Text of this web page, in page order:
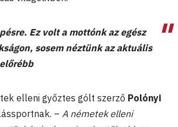
Ez volt a mottónk az egész
sosem néztünk az aktuális
elleni győztes gólt szerző Polónyi
– A németek elleni